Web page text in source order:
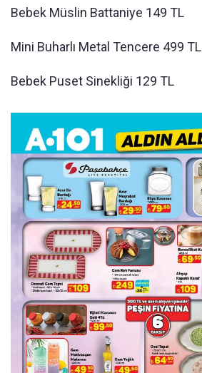
Bebek Müslin Battaniye 149 TL
Mini Buharlı Metal Tencere 499 TL
Bebek Puset Sinekliği 129 TL